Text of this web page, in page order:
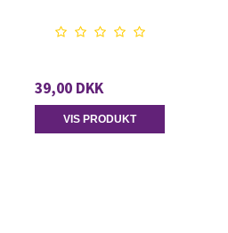
39,00 DKK
VIS PRODUKT